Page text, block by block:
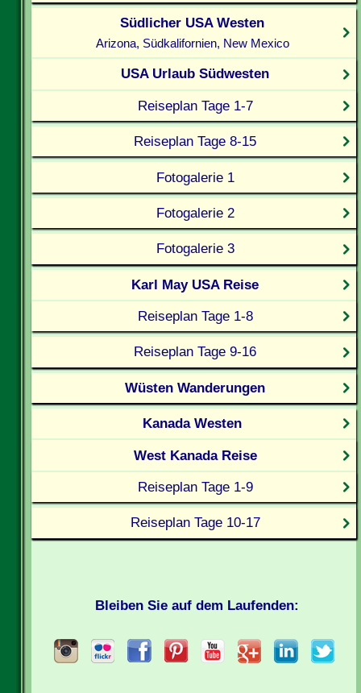
Südlicher USA Westen
Arizona, Südkalifornien, New Mexico
USA Urlaub Südwesten
Reiseplan Tage 1-7
Reiseplan Tage 8-15
Fotogalerie 1
Fotogalerie 2
Fotogalerie 3
Karl May USA Reise
Reiseplan Tage 1-8
Reiseplan Tage 9-16
Wüsten Wanderungen
Kanada Westen
West Kanada Reise
Reiseplan Tage 1-9
Reiseplan Tage 10-17
Bleiben Sie auf dem Laufenden: